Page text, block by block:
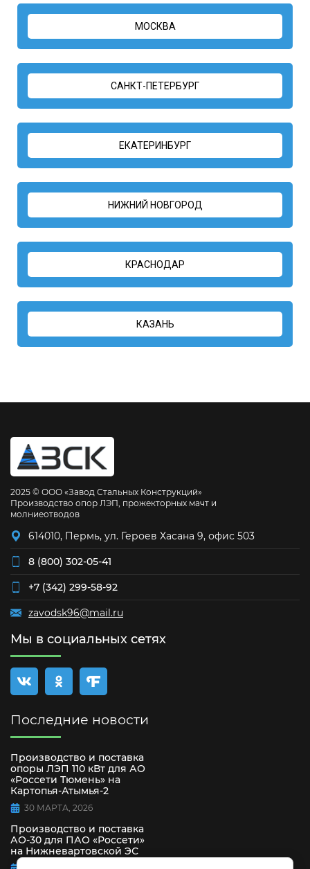
МОСКВА
САНКТ-ПЕТЕРБУРГ
ЕКАТЕРИНБУРГ
НИЖНИЙ НОВГОРОД
КРАСНОДАР
КАЗАНЬ
2025 © ООО «Завод Стальных Конструкций»
Производство опор ЛЭП, прожекторных мачт и
молниеотводов
614010, Пермь, ул. Героев Хасана 9, офис 503
8 (800) 302-05-41
+7 (342) 299-58-92
zavodsk96@mail.ru
Мы в социальных сетях
Последние новости
Производство и поставка
опоры ЛЭП 110 кВт для АО
«Россети Тюмень» на
Картопья-Атымья-2
30 МАРТА, 2026
Производство и поставка
АО-30 для ПАО «Россети»
на Нижневартовской ЭС